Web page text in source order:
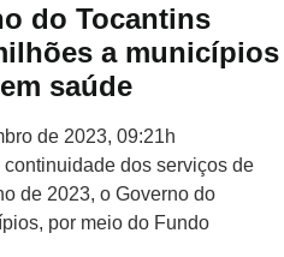
do Tocantins
a municípios
saúde
de 2023, 09:21h
dos serviços de
de 2023, o Governo do
por meio do Fundo